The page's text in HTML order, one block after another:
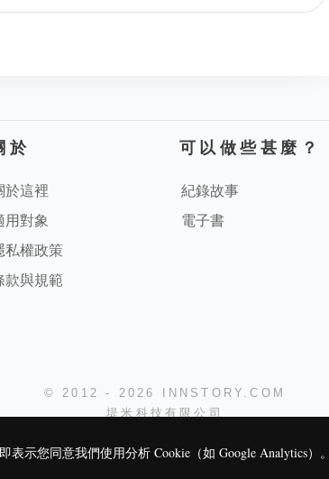
於
於這裡
用對象
私權政策
款與規範
可以做些甚麼？
紀錄故事
電子書
© 2012 - 2026 INNSTORY.COM
堤米科技有限公司
示您同意我們使用分析 Cookie（如 Google Analytics）。
1K 0 1